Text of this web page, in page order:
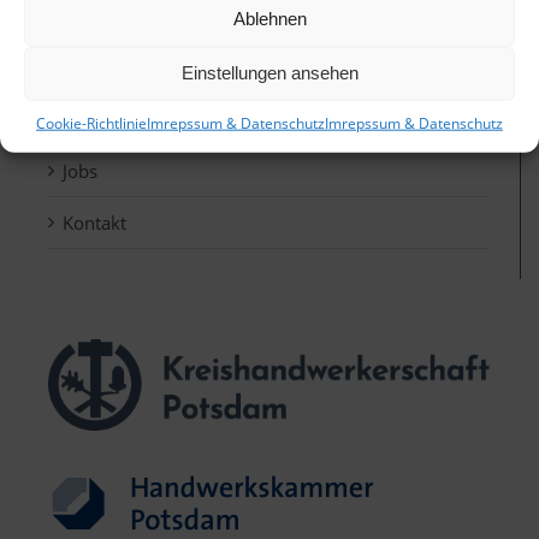
Ablehnen
Einstellungen ansehen
Cookie-RichtlinieImrepssum & DatenschutzImrepssum & Datenschutz
Referenzen
Jobs
Kontakt